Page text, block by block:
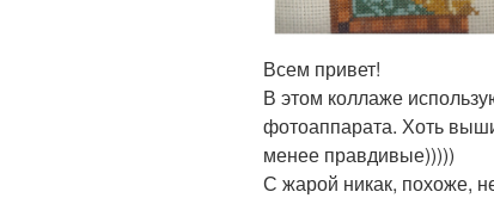
Всем привет!
В этом коллаже
фотоаппарата. Хоть
менее правдивые)))))
С жарой никак, похоже,